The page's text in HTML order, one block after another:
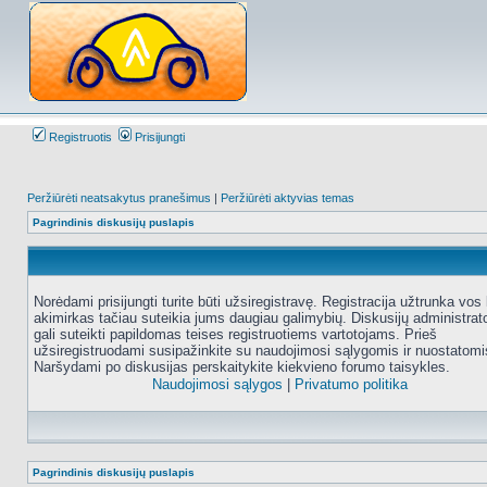
Registruotis Prisijungti
Peržiūrėti neatsakytus pranešimus | Peržiūrėti aktyvias temas
Pagrindinis diskusijų puslapis
Norėdami prisijungti turite būti užsiregistravę. Registracija užtrunka vos
akimirkas tačiau suteikia jums daugiau galimybių. Diskusijų
gali suteikti papildomas teises registruotiems vartotojams. Prieš
užsiregistruodami susipažinkite su naudojimosi sąlygomis ir
Naršydami po diskusijas perskaitykite kiekvieno forumo taisykles.
Naudojimosi sąlygos
Privatumo politika
Pagrindinis diskusijų puslapis